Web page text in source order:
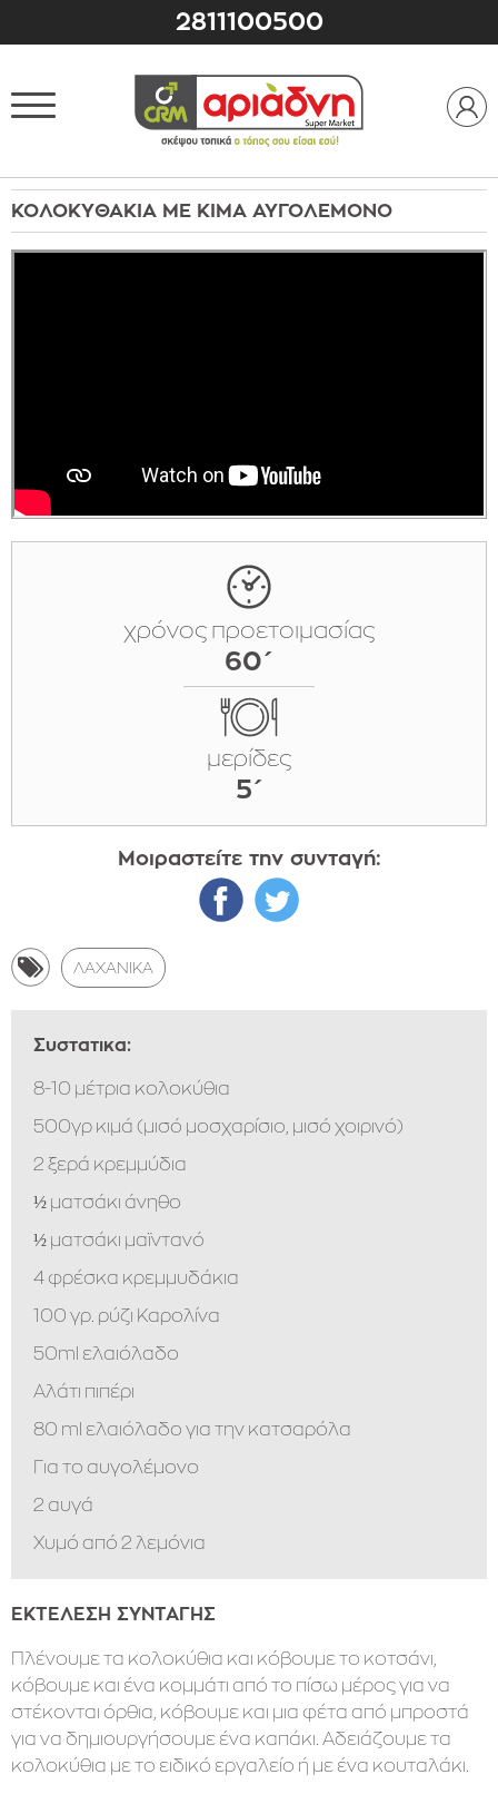
2811100500
ΚΟΛΟΚΥΘΑΚΙΑ ΜΕ ΚΙΜΑ ΑΥΓΟΛΕΜΟΝΟ
χρόνος προετοιμασίας
60΄
μερίδες
5΄
Μοιραστείτε την συνταγή:
ΛΑΧΑΝΙΚΆ
Συστατικα:
8-10 μέτρια κολοκύθια
500γρ κιμά (μισό μοσχαρίσιο, μισό χοιρινό)
2 ξερά κρεμμύδια
½ ματσάκι άνηθο
½ ματσάκι μαϊντανό
4 φρέσκα κρεμμυδάκια
100 γρ. ρύζι Καρολίνα
50ml ελαιόλαδο
Αλάτι πιπέρι
80 ml ελαιόλαδο για την κατσαρόλα
Για το αυγολέμονο
2 αυγά
Χυμό από 2 λεμόνια
ΕΚΤΕΛΕΣΗ ΣΥΝΤΑΓΗΣ
Πλένουμε τα κολοκύθια και κόβουμε το κοτσάνι,
κόβουμε και ένα κομμάτι από το πίσω μέρος για να
στέκονται όρθια, κόβουμε και μια φέτα από μπροστά
για να δημιουργήσουμε ένα καπάκι. Αδειάζουμε τα
κολοκύθια με το ειδικό εργαλείο ή με ένα κουταλάκι.